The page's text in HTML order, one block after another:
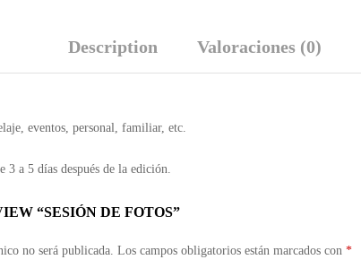
Description Valoraciones (0)
eventos, personal, familiar, etc.
3 a 5 días después de la edición.
“SESIÓN DE FOTOS”
no será publicada. Los campos obligatorios están marcados con *